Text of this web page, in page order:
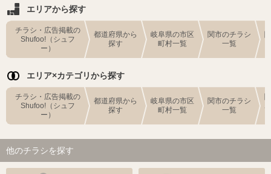
エリアから探す
チラシ・広告掲載の
Shufoo!（シュフ
ー）
都道府県から
探す
岐阜県の市区
町村一覧
関市のチラシ
一覧
エリア×カテゴリから探す
チラシ・広告掲載の
Shufoo!（シュフ
ー）
都道府県から
探す
岐阜県の市区
町村一覧
関市のチラシ
一覧
他のチラシを探す